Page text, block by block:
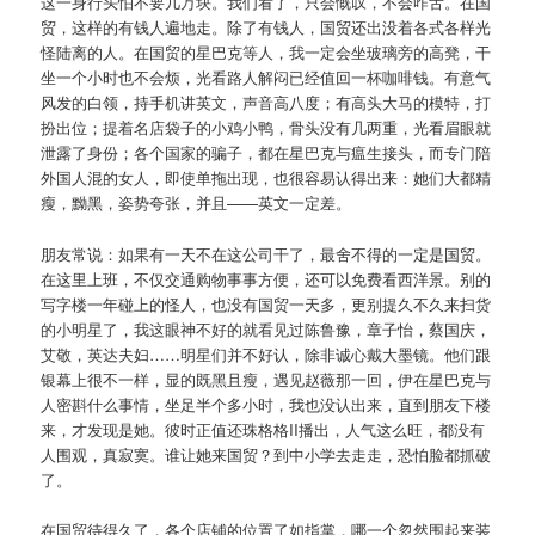
贸，这样的有钱人遍地走。除了有钱人，国贸还出没着各式各样光
怪陆离的人。在国贸的星巴克等人，我一定会坐玻璃旁的高凳，干
坐一个小时也不会烦，光看路人解闷已经值回一杯咖啡钱。有意气
风发的白领，持手机讲英文，声音高八度；有高头大马的模特，打
扮出位；提着名店袋子的小鸡小鸭，骨头没有几两重，光看眉眼就
泄露了身份；各个国家的骗子，都在星巴克与瘟生接头，而专门陪
外国人混的女人，即使单拖出现，也很容易认得出来：她们大都精
瘦，黝黑，姿势夸张，并且——英文一定差。
朋友常说：如果有一天不在这公司干了，最舍不得的一定是国贸。
在这里上班，不仅交通购物事事方便，还可以免费看西洋景。别的
写字楼一年碰上的怪人，也没有国贸一天多，更别提久不久来扫货
的小明星了，我这眼神不好的就看见过陈鲁豫，章子怡，蔡国庆，
艾敬，英达夫妇……明星们并不好认，除非诚心戴大墨镜。他们跟
银幕上很不一样，显的既黑且瘦，遇见赵薇那一回，伊在星巴克与
人密斟什么事情，坐足半个多小时，我也没认出来，直到朋友下楼
来，才发现是她。彼时正值还珠格格II播出，人气这么旺，都没有
人围观，真寂寞。谁让她来国贸？到中小学去走走，恐怕脸都抓破
了。
在国贸待得久了，各个店铺的位置了如指掌，哪一个忽然围起来装